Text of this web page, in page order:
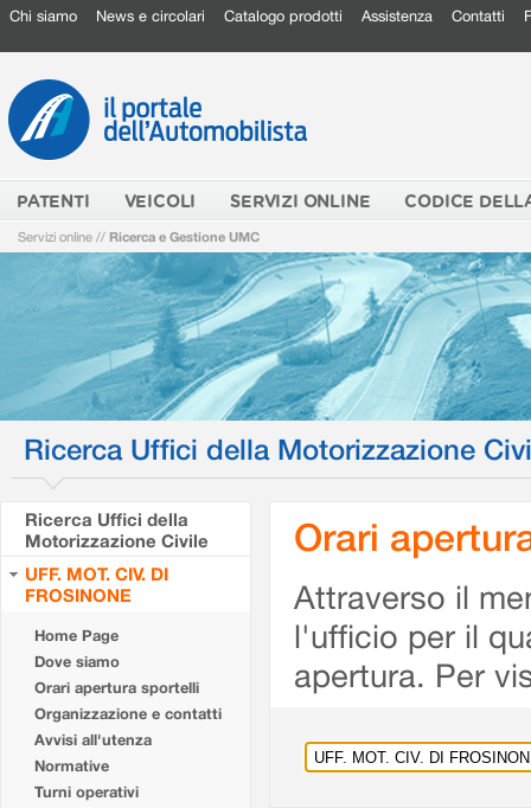
Chi siamo News e circolari Catalogo prodotti Assistenza Contatti
PATENTI VEICOLI SERVIZI ONLINE CODICE
Servizi online // Ricerca e Gestione UMC
Ricerca Uffici della Motorizzazione
Ricerca Uffici della
Motorizzazione Civile
UFF. MOT. CIV. DI
FROSINONE
Home Page
Dove siamo
Orari apertura sportelli
Organizzazione e contatti
Avvisi all'utenza
Normative
Turni operativi
Orari
Attraverso il
l'ufficio per il
apertura. Per